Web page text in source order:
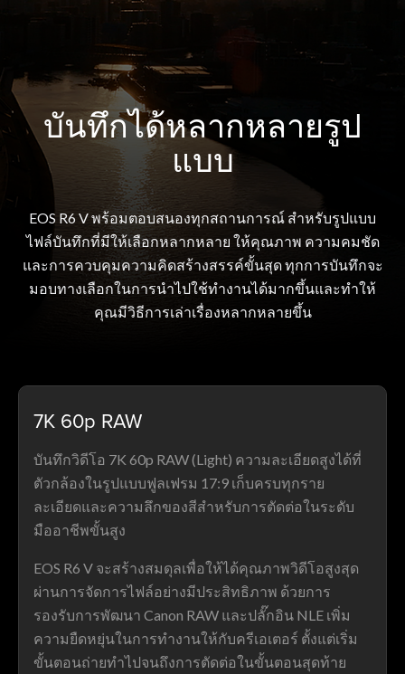
บันทึกได้หลากหลายรูป
แบบ
EOS R6 V พร้อมตอบสนองทุกสถานการณ์ สำหรับรูปแบบ
ไฟล์บันทึกที่มีให้เลือกหลากหลาย ให้คุณภาพ ความคมชัด
และการควบคุมความคิดสร้างสรรค์ขั้นสุด ทุกการบันทึกจะ
มอบทางเลือกในการนำไปใช้ทำงานได้มากขึ้นและทำให้
คุณมีวิธีการเล่าเรื่องหลากหลายขึ้น
7K 60p RAW
บันทึกวิดีโอ 7K 60p RAW (Light) ความละเอียดสูงได้ที่
ตัวกล้องในรูปแบบฟูลเฟรม 17:9 เก็บครบทุกราย
ละเอียดและความลึกของสีสำหรับการตัดต่อในระดับ
มืออาชีพขั้นสูง
EOS R6 V จะสร้างสมดุลเพื่อให้ได้คุณภาพวิดีโอสูงสุด
ผ่านการจัดการไฟล์อย่างมีประสิทธิภาพ ด้วยการ
รองรับการพัฒนา Canon RAW และปลั๊กอิน NLE เพิ่ม
ความยืดหยุ่นในการทำงานให้กับครีเอเตอร์ ตั้งแต่เริ่ม
ขั้นตอนถ่ายทำไปจนถึงการตัดต่อในขั้นตอนสุดท้าย